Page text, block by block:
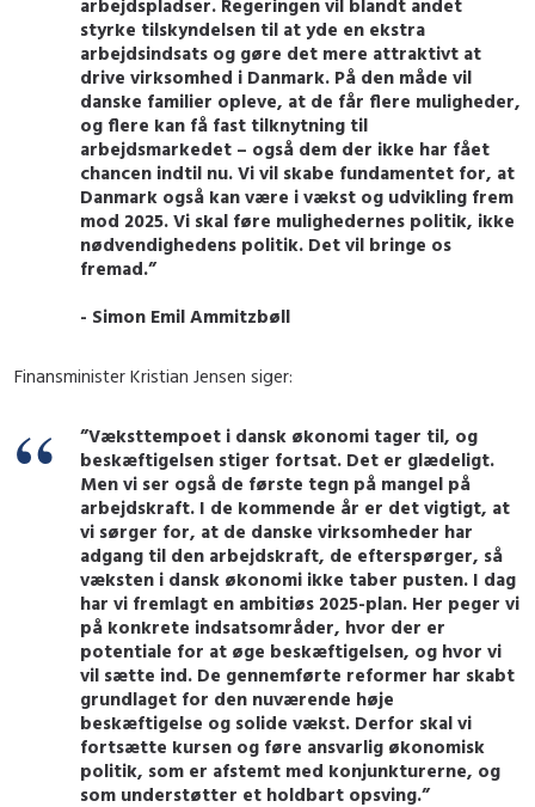
arbejdspladser. Regeringen vil blandt andet
styrke tilskyndelsen til at yde en ekstra
arbejdsindsats og gøre det mere attraktivt at
drive virksomhed i Danmark. På den måde vil
danske familier opleve, at de får flere muligheder,
og flere kan få fast tilknytning til
arbejdsmarkedet – også dem der ikke har fået
chancen indtil nu. Vi vil skabe fundamentet for, at
Danmark også kan være i vækst og udvikling frem
mod 2025. Vi skal føre mulighedernes politik, ikke
nødvendighedens politik. Det vil bringe os
fremad.”
- Simon Emil Ammitzbøll
Finansminister Kristian Jensen siger:
”Væksttempoet i dansk økonomi tager til, og
beskæftigelsen stiger fortsat. Det er glædeligt.
Men vi ser også de første tegn på mangel på
arbejdskraft. I de kommende år er det vigtigt, at
vi sørger for, at de danske virksomheder har
adgang til den arbejdskraft, de efterspørger, så
væksten i dansk økonomi ikke taber pusten. I dag
har vi fremlagt en ambitiøs 2025-plan. Her peger vi
på konkrete indsatsområder, hvor der er
potentiale for at øge beskæftigelsen, og hvor vi
vil sætte ind. De gennemførte reformer har skabt
grundlaget for den nuværende høje
beskæftigelse og solide vækst. Derfor skal vi
fortsætte kursen og føre ansvarlig økonomisk
politik, som er afstemt med konjunkturerne, og
som understøtter et holdbart opsving.”